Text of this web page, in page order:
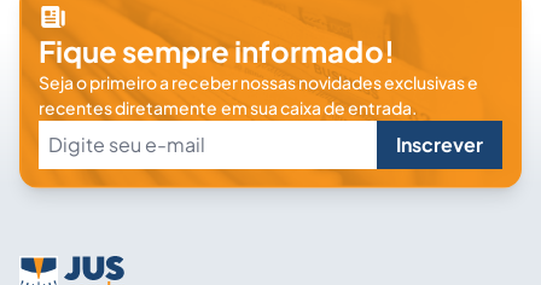
Fique sempre informado!
Seja o primeiro a receber nossas novidades exclusivas e
recentes diretamente em sua caixa de entrada.
Inscrever